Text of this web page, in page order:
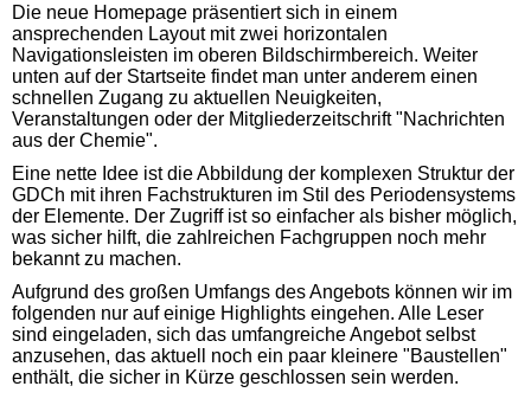
Die neue Homepage präsentiert sich in einem
ansprechenden Layout mit zwei horizontalen
Navigationsleisten im oberen Bildschirmbereich. Weiter
unten auf der Startseite findet man unter anderem einen
schnellen Zugang zu aktuellen Neuigkeiten,
Veranstaltungen oder der Mitgliederzeitschrift "Nachrichten
aus der Chemie".
Eine nette Idee ist die Abbildung der komplexen Struktur der
GDCh mit ihren Fachstrukturen im Stil des Periodensystems
der Elemente. Der Zugriff ist so einfacher als bisher möglich,
was sicher hilft, die zahlreichen Fachgruppen noch mehr
bekannt zu machen.
Aufgrund des großen Umfangs des Angebots können wir im
folgenden nur auf einige Highlights eingehen. Alle Leser
sind eingeladen, sich das umfangreiche Angebot selbst
anzusehen, das aktuell noch ein paar kleinere "Baustellen"
enthält, die sicher in Kürze geschlossen sein werden.